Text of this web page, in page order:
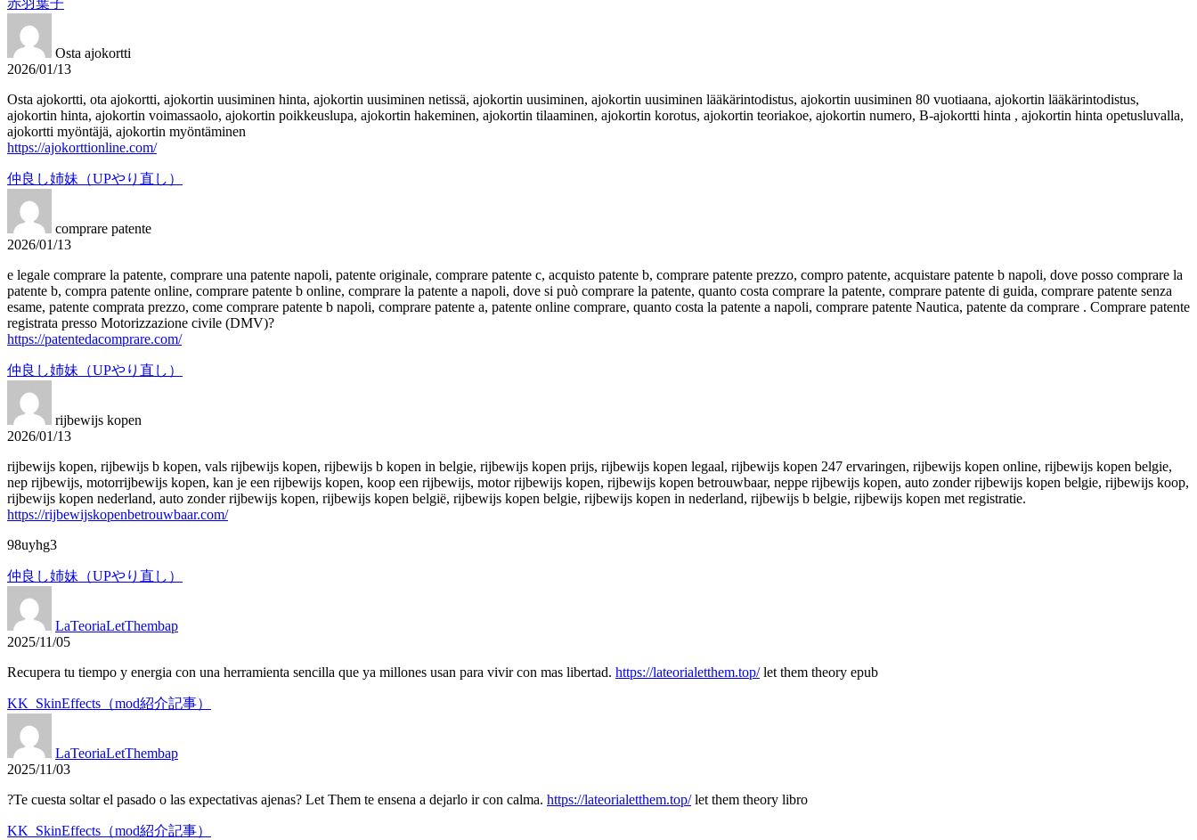
Osta ajokortti
2026/01/13
Osta ajokortti, ota ajokortti, ajokortin uusiminen hinta, ajokortin uusiminen netissä, ajokortin uusiminen, ajokortin uusiminen lääkärintodistus, ajokortin uusiminen 80 vuotiaana, ajokortin lääkärintodistus,
ajokortin hinta, ajokortin voimassaolo, ajokortin poikkeuslupa, ajokortin hakeminen, ajokortin tilaaminen, ajokortin korotus, ajokortin teoriakoe, ajokortin numero, B-ajokortti hinta , ajokortin hinta opetusluvalla,
ajokortti myöntäjä, ajokortin myöntäminen
https://ajokorttionline.com/
仲良し姉妹（UPやり直し）
comprare patente
2026/01/13
e legale comprare la patente, comprare una patente napoli, patente originale, comprare patente c, acquisto patente b, comprare patente prezzo, compro patente, acquistare patente b napoli, dove posso comprare la
patente b, compra patente online, comprare patente b online, comprare la patente a napoli, dove si può comprare la patente, quanto costa comprare la patente, comprare patente di guida, comprare patente senza
esame, patente comprata prezzo, come comprare patente b napoli, comprare patente a, patente online comprare, quanto costa la patente a napoli, comprare patente Nautica, patente da comprare . Comprare patente
registrata presso Motorizzazione civile (DMV)?
https://patentedacomprare.com/
仲良し姉妹（UPやり直し）
rijbewijs kopen
2026/01/13
rijbewijs kopen, rijbewijs b kopen, vals rijbewijs kopen, rijbewijs b kopen in belgie, rijbewijs kopen prijs, rijbewijs kopen legaal, rijbewijs kopen 247 ervaringen, rijbewijs kopen online, rijbewijs kopen belgie,
nep rijbewijs, motorrijbewijs kopen, kan je een rijbewijs kopen, koop een rijbewijs, motor rijbewijs kopen, rijbewijs kopen betrouwbaar, neppe rijbewijs kopen, auto zonder rijbewijs kopen belgie, rijbewijs koop,
rijbewijs kopen nederland, auto zonder rijbewijs kopen, rijbewijs kopen belgië, rijbewijs kopen belgie, rijbewijs kopen in nederland, rijbewijs b belgie, rijbewijs kopen met registratie.
https://rijbewijskopenbetrouwbaar.com/
98uyhg3
仲良し姉妹（UPやり直し）
LaTeoriaLetThembap
2025/11/05
Recupera tu tiempo y energia con una herramienta sencilla que ya millones usan para vivir con mas libertad. https://lateorialetthem.top/let them theory epub
KK_SkinEffects（mod紹介記事）
LaTeoriaLetThembap
2025/11/03
?Te cuesta soltar el pasado o las expectativas ajenas? Let Them te ensena a dejarlo ir con calma. https://lateorialetthem.top/let them theory libro
KK_SkinEffects（mod紹介記事）